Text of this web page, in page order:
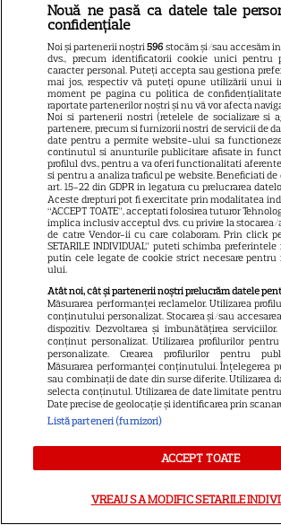
5
horror în care
înghețată
11
VEDETE STRĂINE
„Povestea
aventura
dintr-un
York Times,
cinematografe
16
NETFLIX
Noutăți Netflix
Robert De Niro,
noile sezoane
Banks” și „Un
singurătate”
VEDETE STRĂINE
Sean Astin din
vândă casa din
salariului mic:
Nouă ne pasă ca datele tale
confidențiale
Noi și partenerii noștri596 stocăm și/sau accesăm
dvs., precum identificatorii cookie unici pentru
caracter personal. Puteți accepta sau gestiona
mai jos, respectiv vă puteți opune utilizării unui
moment pe pagina cu politica de
raportate partenerilor noștri și nu vă vor afecta
Noi si partenerii nostri (retelele de socializare si
partenere, precum si furnizorii nostri de servicii de
date pentru a permite website-ului sa
continutul si anunturile publicitare afisate in
profilul dvs., pentru a va oferi functionalitati
si pentru a analiza traficul pe website. Beneficiati
art. 15-22 din GDPR in legatura cu prelucrarea
Aceste drepturi pot fi exercitate prin modalitatea
“ACCEPT TOATE”, acceptati folosirea tuturor
implica inclusiv acceptul dvs. cu privire la
de catre Vendor-ii cu care colaboram. Prin click pe
SETARILE INDIVIDUAL” puteti schimba
putin cele legate de cookie strict necesare
ului.
Atât noi, cât și partenerii noștri prelucrăm datele
Măsurarea performanței reclamelor. Utilizarea
conținutului personalizat. Stocarea și/sau
dispozitiv. Dezvoltarea și îmbunătățirea
conținut personalizat. Utilizarea profilurilor
personalizate. Crearea profilurilor pentru
Măsurarea performanței conținutului. Înțelegerea
sau combinații de date din surse diferite. Utilizarea
selecta conținutul. Utilizarea de date limitate
Date precise de geolocație și identificarea prin
Listă parteneri (furnizori)
ACCEPT TOATE
VREAU SA MODIFIC SETARILE